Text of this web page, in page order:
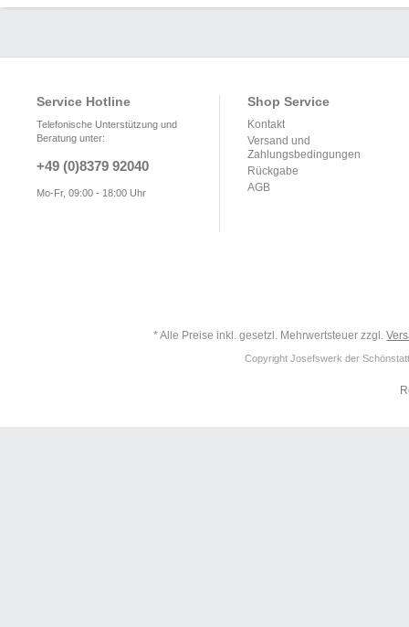
Service Hotline
Telefonische Unterstützung und
Beratung unter:
+49 (0)8379 92040
Mo-Fr, 09:00 - 18:00 Uhr
Shop Service
Kontakt
Versand und
Zahlungsbedingungen
Rückgabe
AGB
* Alle Preise inkl. gesetzl. Mehrwertsteuer zzgl.
Copyright Josefswerk der